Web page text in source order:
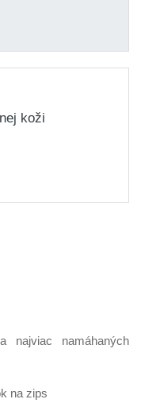
koži
najviac namáhaných
na zips